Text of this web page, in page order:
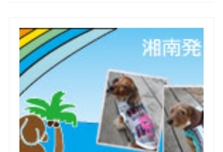
(7)
(2)
(4)
4)
(9)
(10 )
)
(11
(15)
10)
(17)
(19)
22)
(28)
(21)
23)